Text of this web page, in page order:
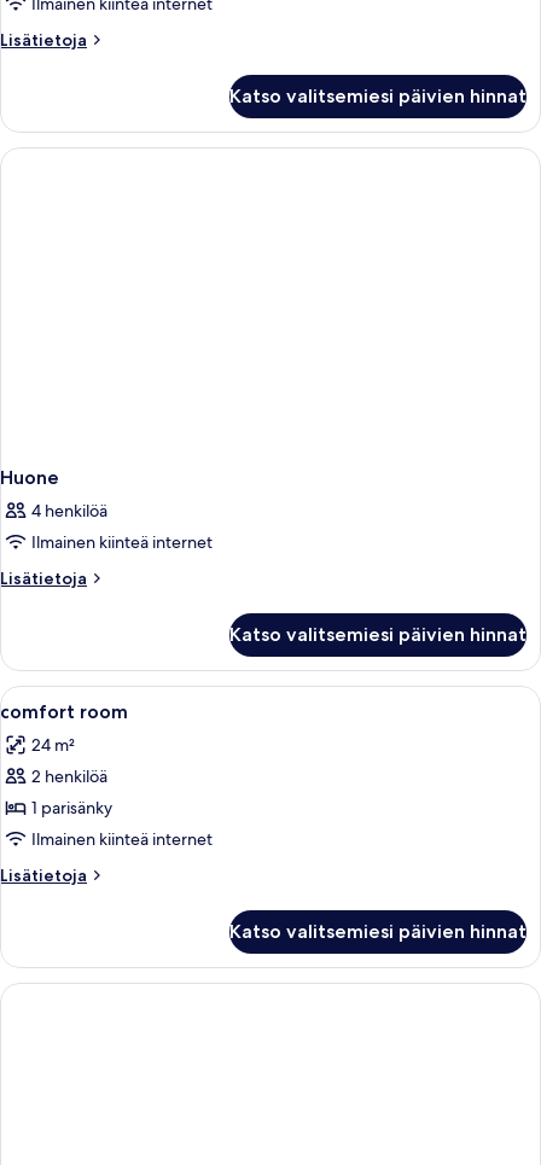
Lisätietoja
Lisätietoja
Katso valitsemiesi päivien hinnat
Huone
4 henkilöä
Ilmainen kiinteä internet
Lisätietoja
Lisätietoja
Katso valitsemiesi päivien hinnat
Avaa
kaikki
huonetyypin
comfort
room
kuvat
Moderni hotellihuone, jossa on suuri
3
comfort room
24 m²
2 henkilöä
1 parisänky
Ilmainen kiinteä internet
Lisätietoja
Lisätietoja
Katso valitsemiesi päivien hinnat